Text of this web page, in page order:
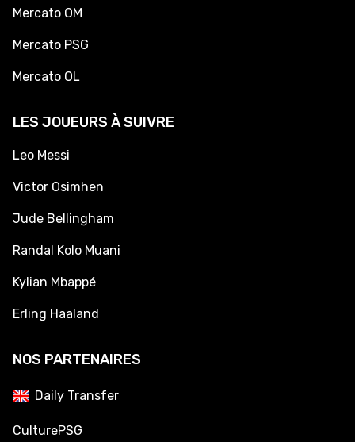
Mercato OM
Mercato PSG
Mercato OL
LES JOUEURS À SUIVRE
Leo Messi
Victor Osimhen
Jude Bellingham
Randal Kolo Muani
Kylian Mbappé
Erling Haaland
NOS PARTENAIRES
Daily Transfer
CulturePSG